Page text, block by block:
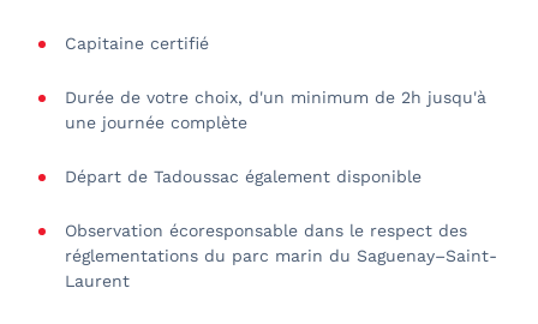
Capitaine certifié
Durée de votre choix, d'un minimum de 2h jusqu'à
une journée complète
Départ de Tadoussac également disponible
Observation écoresponsable dans le respect des
réglementations du parc marin du Saguenay–Saint-
Laurent